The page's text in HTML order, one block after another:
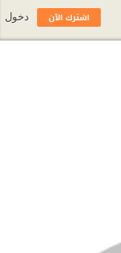
اشترك الآن دخول